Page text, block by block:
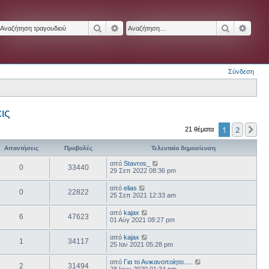
ΑναζήτησηΕιδική αναζήτηση
Σύνδεση
21 θέματα 1 2
Απαντήσεις Προβολές Τελευταία δημοσίευση
0 33440 από Stavros_
29 Σεπ 2022 08:36 pm
0 22822 από elias
25 Σεπ 2021 12:33 am
6 47623 από kajax
01 Αύγ 2021 08:27 pm
1 34117 από kajax
25 Ιαν 2021 05:28 pm
2 31494 από Για το Ανικανοποίητο.....